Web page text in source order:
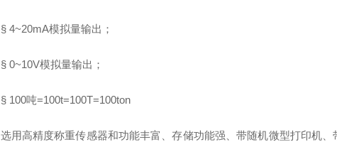
§ 4~20mA模拟量输出；
§ 0~10V模拟量输出；
§ 100吨=100t=100T=100ton
选用高精度称重传感器和功能丰富、存储功能强、带随机微型打印机